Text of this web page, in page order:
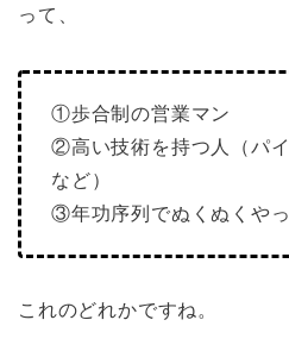
って、
①歩合制の営業マン
②高い技術を持つ人（パ
など）
③年功序列でぬくぬくや
これのどれかですね。